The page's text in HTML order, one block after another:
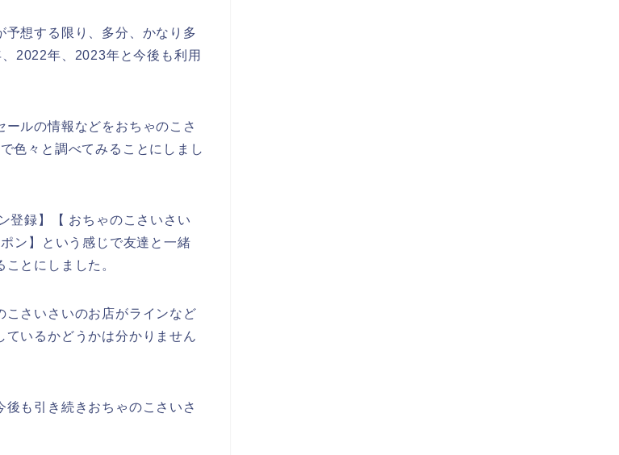
想する限り、多分、かなり多
2022年、2023年と今後も利用
ルの情報などをおちゃのこさ
色々と調べてみることにしまし
登録】【 おちゃのこさいさい
ン】という感じで友達と一緒
とにしました。
こさいさいのお店がラインなど
いるかどうかは分かりません
も引き続きおちゃのこさいさ